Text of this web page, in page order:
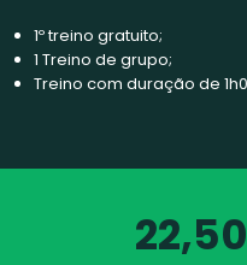
1º treino gratuito;
1 Treino de grupo;
Treino com duração de